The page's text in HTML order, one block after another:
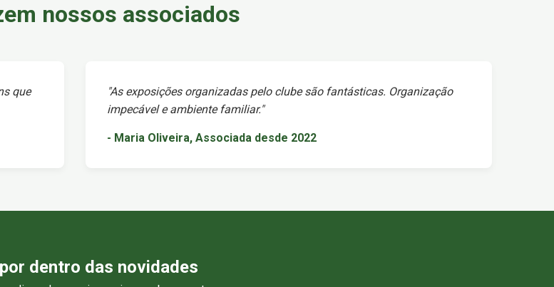
nossos associados
que
"As exposições organizadas pelo clube são fantásticas. Organização
impecável e ambiente familiar."
- Maria Oliveira, Associada desde 2022
dentro das novidades